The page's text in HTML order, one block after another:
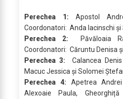
Perechea 1: Apostol
Coordonatori: Anda Iacinschi
Perechea 2:
Păvăloaia
Coordonatori: Căruntu Denisa
Perechea 3:
Calancea
Macuc Jessica și Solomei
Perechea 4: Apetrea
Alexoaie Paula,